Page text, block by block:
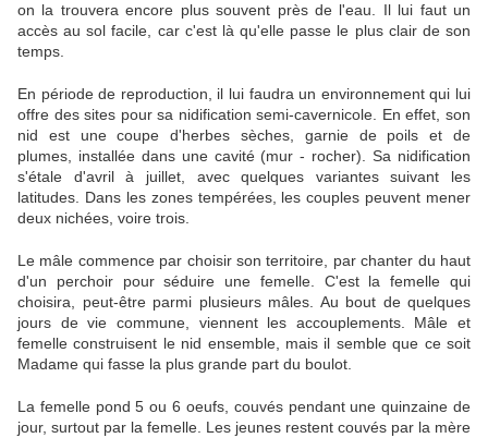
on la trouvera encore plus souvent près de l'eau. Il lui faut un
accès au sol facile, car c'est là qu'elle passe le plus clair de son
temps.
En période de reproduction, il lui faudra un environnement qui lui
offre des sites pour sa nidification semi-cavernicole. En effet, son
nid est une coupe d'herbes sèches, garnie de poils et de
plumes, installée dans une cavité (mur - rocher). Sa nidification
s'étale d'avril à juillet, avec quelques variantes suivant les
latitudes. Dans les zones tempérées, les couples peuvent mener
deux nichées, voire trois.
Le mâle commence par choisir son territoire, par chanter du haut
d'un perchoir pour séduire une femelle. C'est la femelle qui
choisira, peut-être parmi plusieurs mâles. Au bout de quelques
jours de vie commune, viennent les accouplements. Mâle et
femelle construisent le nid ensemble, mais il semble que ce soit
Madame qui fasse la plus grande part du boulot.
La femelle pond 5 ou 6 oeufs, couvés pendant une quinzaine de
jour, surtout par la femelle. Les jeunes restent couvés par la mère